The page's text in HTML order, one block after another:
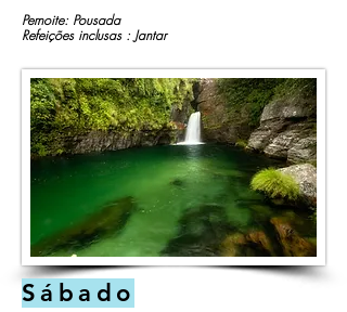
Pernoite: Pousada
Refeições inclusas : Jantar
Sábado